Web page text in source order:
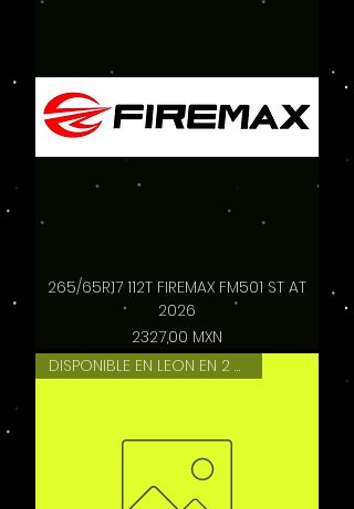
265/65R17 112T FIREMAX FM501 ST AT
2026
Precio
2327,00 MXN
DISPONIBLE EN LEON EN 2 HRS